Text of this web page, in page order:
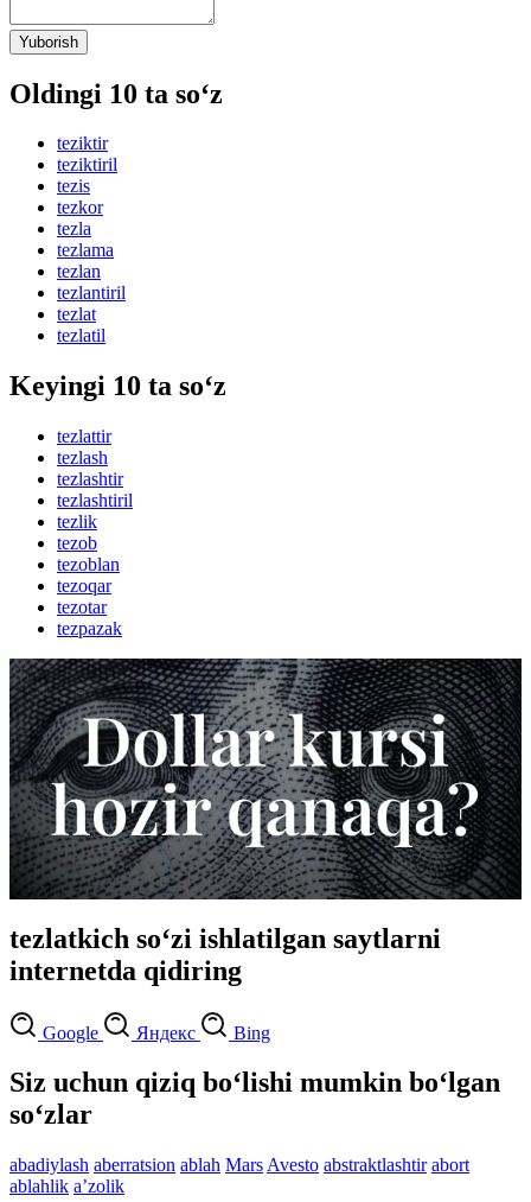
Yuborish
Oldingi 10 ta so‘z
teziktir
teziktiril
tezis
tezkor
tezla
tezlama
tezlan
tezlantiril
tezlat
tezlatil
Keyingi 10 ta so‘z
tezlattir
tezlash
tezlashtir
tezlashtiril
tezlik
tezob
tezoblan
tezoqar
tezotar
tezpazak
tezlatkich so‘zi ishlatilgan saytlarni
internetda qidiring
Google Яндекс Bing
Siz uchun qiziq bo‘lishi mumkin bo‘lgan
so‘zlar
abadiylash aberratsion ablah Mars Avesto abstraktlashtir abort
ablahlik aʼzolik